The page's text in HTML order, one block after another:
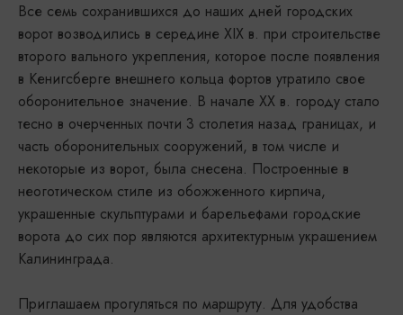
Все семь сохранившихся до наших дней городских
ворот возводились в середине XIX в. при строительстве
второго вального укрепления, которое после появления
в Кенигсберге внешнего кольца фортов утратило свое
оборонительное значение. В начале XX в. городу стало
тесно в очерченных почти 3 столетия назад границах, и
часть оборонительных сооружений, в том числе и
некоторые из ворот, была снесена. Построенные в
неоготическом стиле из обожженного кирпича,
украшенные скульптурами и барельефами городские
ворота до сих пор являются архитектурным украшением
Калининграда.
Приглашаем прогуляться по маршруту. Для удобства